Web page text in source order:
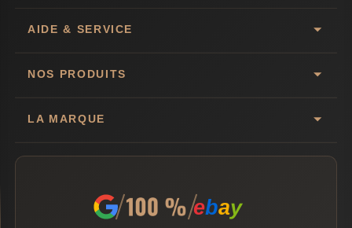
AIDE & SERVICE
NOS PRODUITS
LA MARQUE
ebay